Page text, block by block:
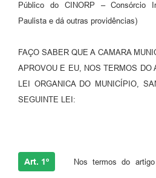
Links
Telefones Úteis
Contato
Público do CINORP – Consórcio
Paulista e dá outras providências)
FAÇO SABER QUE A CAMARA
APROVOU E EU, NOS TERMOS DO
LEI ORGANICA DO MUNICÍPIO,
SEGUINTE LEI:
Art. 1º Nos termos do artigo